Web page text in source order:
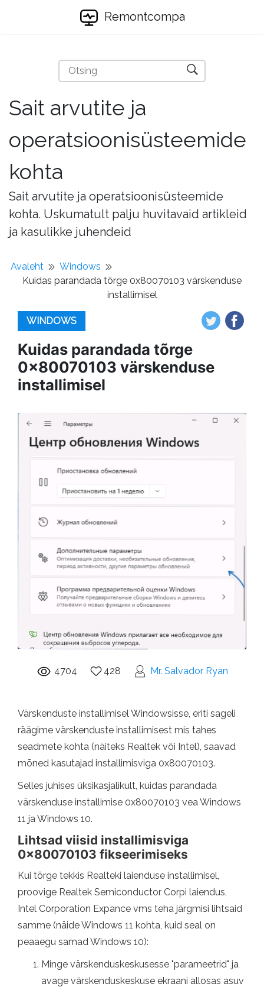
Remontcompa
Sait arvutite ja
operatsioonisüsteemide
kohta
Sait arvutite ja operatsioonisüsteemide
kohta. Uskumatult palju huvitavaid artikleid
ja kasulikke juhendeid
Avaleht
Windows
Kuidas parandada tõrge 0x80070103 värskenduse
installimisel
WINDOWS
Kuidas parandada tõrge
0x80070103 värskenduse
installimisel
4704 428 Mr. Salvador Ryan
Värskenduste installimisel Windowsisse, eriti sageli
räägime värskenduste installimisest mis tahes
seadmete kohta (näiteks Realtek või Intel), saavad
mõned kasutajad installimisviga 0x80070103.
Selles juhises üksikasjalikult, kuidas parandada
värskenduse installimise 0x80070103 vea Windows
11 ja Windows 10.
Lihtsad viisid installimisviga
0x80070103 fikseerimiseks
Kui tõrge tekkis Realteki laienduse installimisel,
proovige Realtek Semiconductor Corpi laiendus,
Intel Corporation Expance vms teha järgmisi lihtsaid
samme (näide Windows 11 kohta, kuid seal on
peaaegu samad Windows 10):
Minge värskenduskeskusesse "parameetrid" ja
avage värskenduskeskuse ekraani allosas asuv